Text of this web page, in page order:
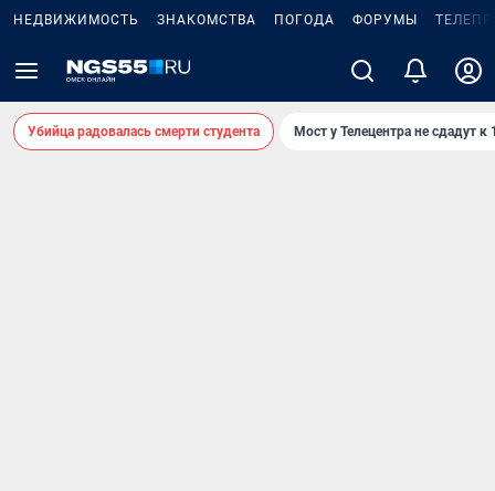
НЕДВИЖИМОСТЬ ЗНАКОМСТВА ПОГОДА ФОРУМЫ
Убийца радовалась смерти студента Мост у Телецентра не сдадут к